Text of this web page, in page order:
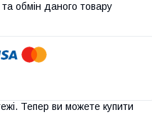
обмін даного товару
Тепер ви можете купити